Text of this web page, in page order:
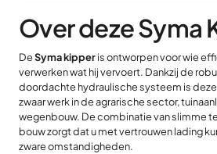
Over deze Syma
DeSyma kipperis ontworpen voor wie
verwerken wat hij vervoert. Dankzij de
doordachte hydraulische systeem is
zwaar werk in de agrarische sector,
wegenbouw. De combinatie van slimme
bouw zorgt dat u met vertrouwen lading
zware omstandigheden.